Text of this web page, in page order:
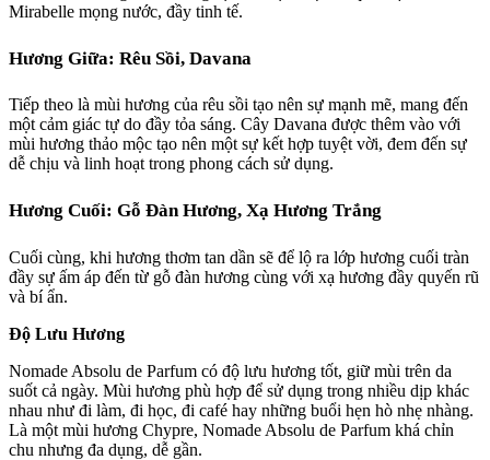
Mirabelle mọng nước, đầy tinh tế.
Hương Giữa: Rêu Sồi, Davana
Tiếp theo là mùi hương của rêu sồi tạo nên sự mạnh mẽ, mang đến
một cảm giác tự do đầy tỏa sáng. Cây Davana được thêm vào với
mùi hương thảo mộc tạo nên một sự kết hợp tuyệt vời, đem đến sự
dễ chịu và linh hoạt trong phong cách sử dụng.
Hương Cuối: Gỗ Đàn Hương, Xạ Hương Trắng
Cuối cùng, khi hương thơm tan dần sẽ để lộ ra lớp hương cuối tràn
đầy sự ấm áp đến từ gỗ đàn hương cùng với xạ hương đầy quyến rũ
và bí ẩn.
Độ Lưu Hương
Nomade Absolu de Parfum có độ lưu hương tốt, giữ mùi trên da
suốt cả ngày. Mùi hương phù hợp để sử dụng trong nhiều dịp khác
nhau như đi làm, đi học, đi café hay những buổi hẹn hò nhẹ nhàng.
Là một mùi hương Chypre, Nomade Absolu de Parfum khá chỉn
chu nhưng đa dụng, dễ gần.